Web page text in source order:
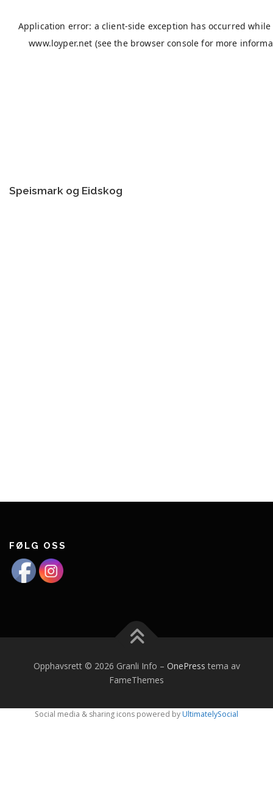
Speismark og Eidskog
FØLG OSS
Opphavsrett © 2026 Granli Info – OnePress tema av
FameThemes
Social media & sharing icons powered byUltimatelySocial